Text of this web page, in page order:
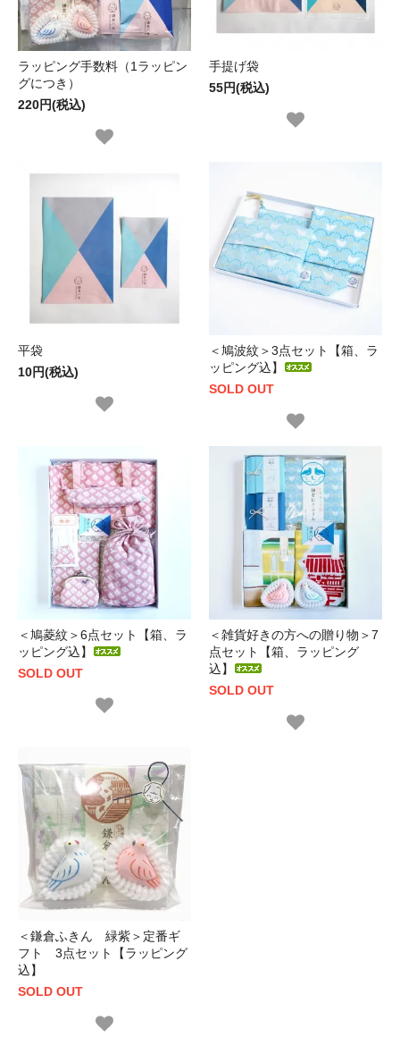
ラッピング手数料（1ラッピン
グにつき）
220円(税込)
手提げ袋
55円(税込)
平袋
10円(税込)
＜鳩波紋＞3点セット【箱、ラ
ッピング込】
SOLD OUT
＜鳩菱紋＞6点セット【箱、ラ
ッピング込】
SOLD OUT
＜雑貨好きの方への贈り物＞7
点セット【箱、ラッピング
込】
SOLD OUT
＜鎌倉ふきん 緑紫＞定番ギ
フト 3点セット【ラッピング
込】
SOLD OUT